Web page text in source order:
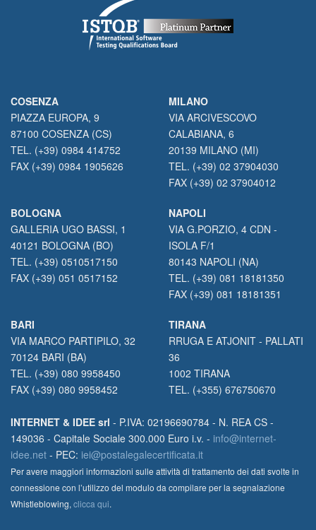
COSENZA
PIAZZA EUROPA, 9
87100 COSENZA (CS)
TEL. (+39) 0984 414752
FAX (+39) 0984 1905626
MILANO
VIA ARCIVESCOVO
CALABIANA, 6
20139 MILANO (MI)
TEL. (+39) 02 37904030
FAX (+39) 02 37904012
BOLOGNA
GALLERIA UGO BASSI, 1
40121 BOLOGNA (BO)
TEL. (+39) 0510517150
FAX (+39) 051 0517152
NAPOLI
VIA G.PORZIO, 4 CDN -
ISOLA F/1
80143 NAPOLI (NA)
TEL. (+39) 081 18181350
FAX (+39) 081 18181351
BARI
VIA MARCO PARTIPILO, 32
70124 BARI (BA)
TEL. (+39) 080 9958450
FAX (+39) 080 9958452
TIRANA
RRUGA E ATJONIT - PALLATI
36
1002 TIRANA
TEL. (+355) 676750670
INTERNET & IDEE srl - P.IVA: 02196690784 - N. REA CS -
149036 - Capitale Sociale 300.000 Euro i.v. - info@internet-
idee.net - PEC: iei@postalegalecertificata.it
Per avere maggiori informazioni sulle attività di trattamento dei dati svolte in
connessione con l’utilizzo del modulo da compilare per la segnalazione
Whistleblowing, clicca qui.